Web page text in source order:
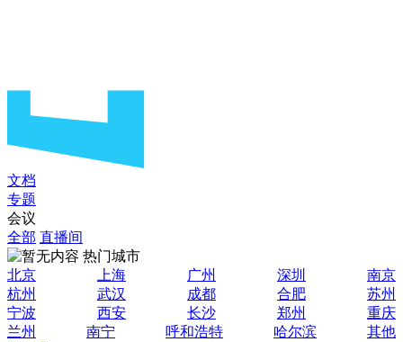
文档
专题
会议
全部 直播间
热门城市
北京
上海 广州 深圳
南京
杭州
武汉 成都 合肥
苏州
宁波
西安 长沙 郑州
重庆
兰州
南宁 呼和浩特 哈尔滨
其他